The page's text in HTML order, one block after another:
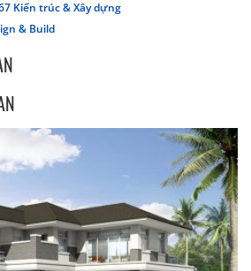
Kiến trúc & Xây dựng
& Build